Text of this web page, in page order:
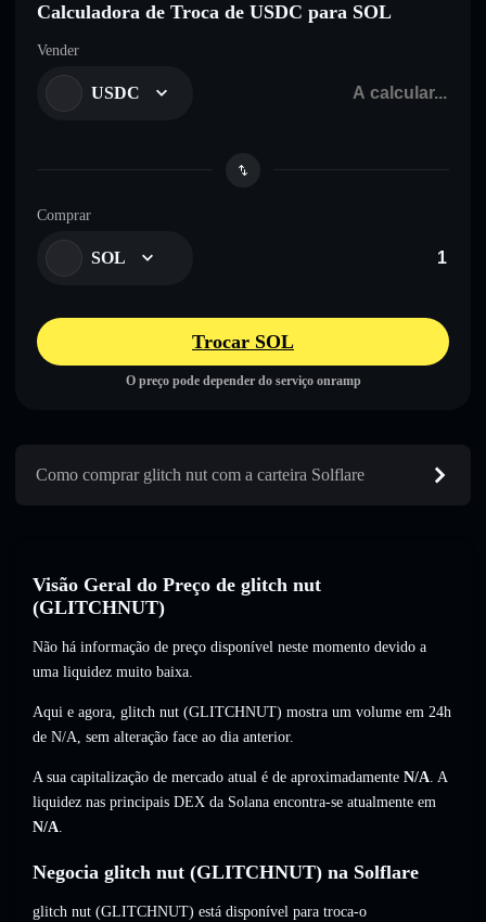
Calculadora de Troca de USDC para SOL
Vender
USDC
Comprar
SOL
Trocar SOL
O preço pode depender do serviço onramp
Como comprar glitch nut com a carteira Solflare
Visão Geral do Preço de glitch nut
(GLITCHNUT)
Não há informação de preço disponível neste momento devido a
uma liquidez muito baixa.
Aqui e agora, glitch nut (GLITCHNUT) mostra um volume em 24h
de N/A, sem alteração face ao dia anterior.
A sua capitalização de mercado atual é de aproximadamente N/A. A
liquidez nas principais DEX da Solana encontra-se atualmente em
N/A.
Negocia glitch nut (GLITCHNUT) na Solflare
glitch nut (GLITCHNUT) está disponível para troca-o